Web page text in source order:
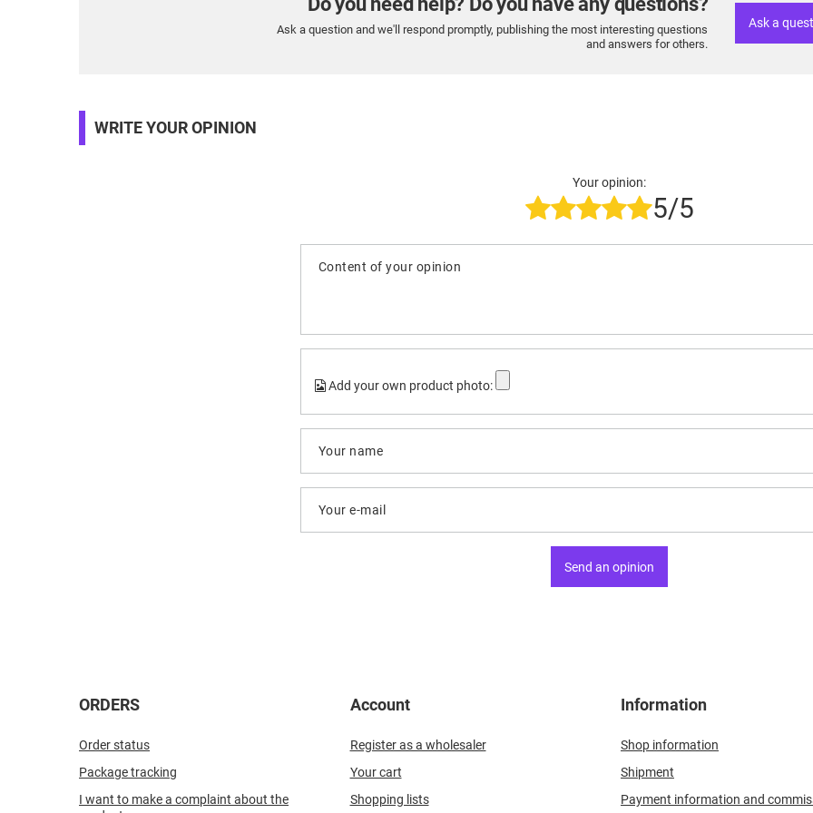
Ask a question and we'll respond promptly, publishing the most interesting questions
and answers for others.
Ask a
WRITE YOUR OPINION
Your opinion:
5/5
Content of your opinion
Add your own product photo:
Your name
Your e-mail
Send an opinion
ORDERS
Order status
Package tracking
I want to make a complaint about the
Account
Register as a wholesaler
Your cart
Shopping lists
Information
Shop information
Shipment
Payment information and